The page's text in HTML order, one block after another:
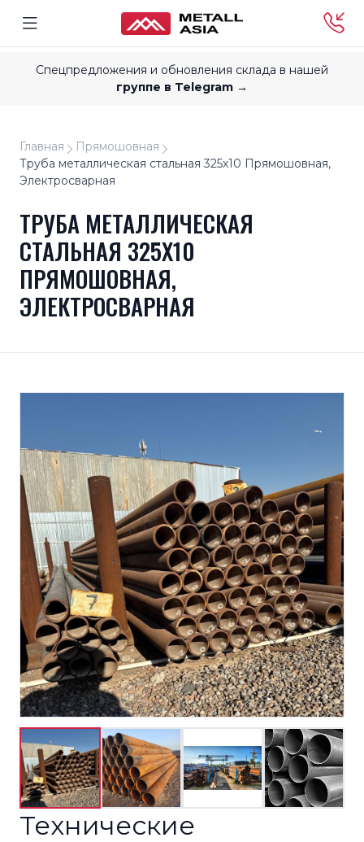
Спецпредложения и обновления склада в нашей
группе в Telegram →
Главная
Прямошовная
Труба металлическая стальная 325x10 Прямошовная,
Электросварная
ТРУБА МЕТАЛЛИЧЕСКАЯ
СТАЛЬНАЯ 325X10
ПРЯМОШОВНАЯ,
ЭЛЕКТРОСВАРНАЯ
Технические